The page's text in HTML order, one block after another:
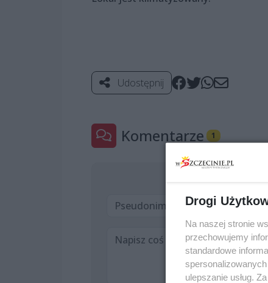
Udostępnij
Komentarze 1
Drogi
Na naszej stronie
przechowujemy
standardowe
ulepszanie usług.